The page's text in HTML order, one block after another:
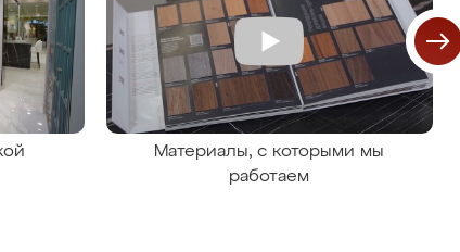
Материалы, с которыми мы
работаем